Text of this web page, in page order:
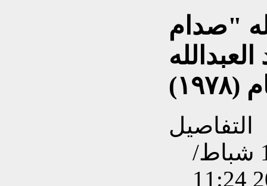
"صدام
التفاصيل
تم إنشاءه بتاريخ الأحد, 10 شباط/